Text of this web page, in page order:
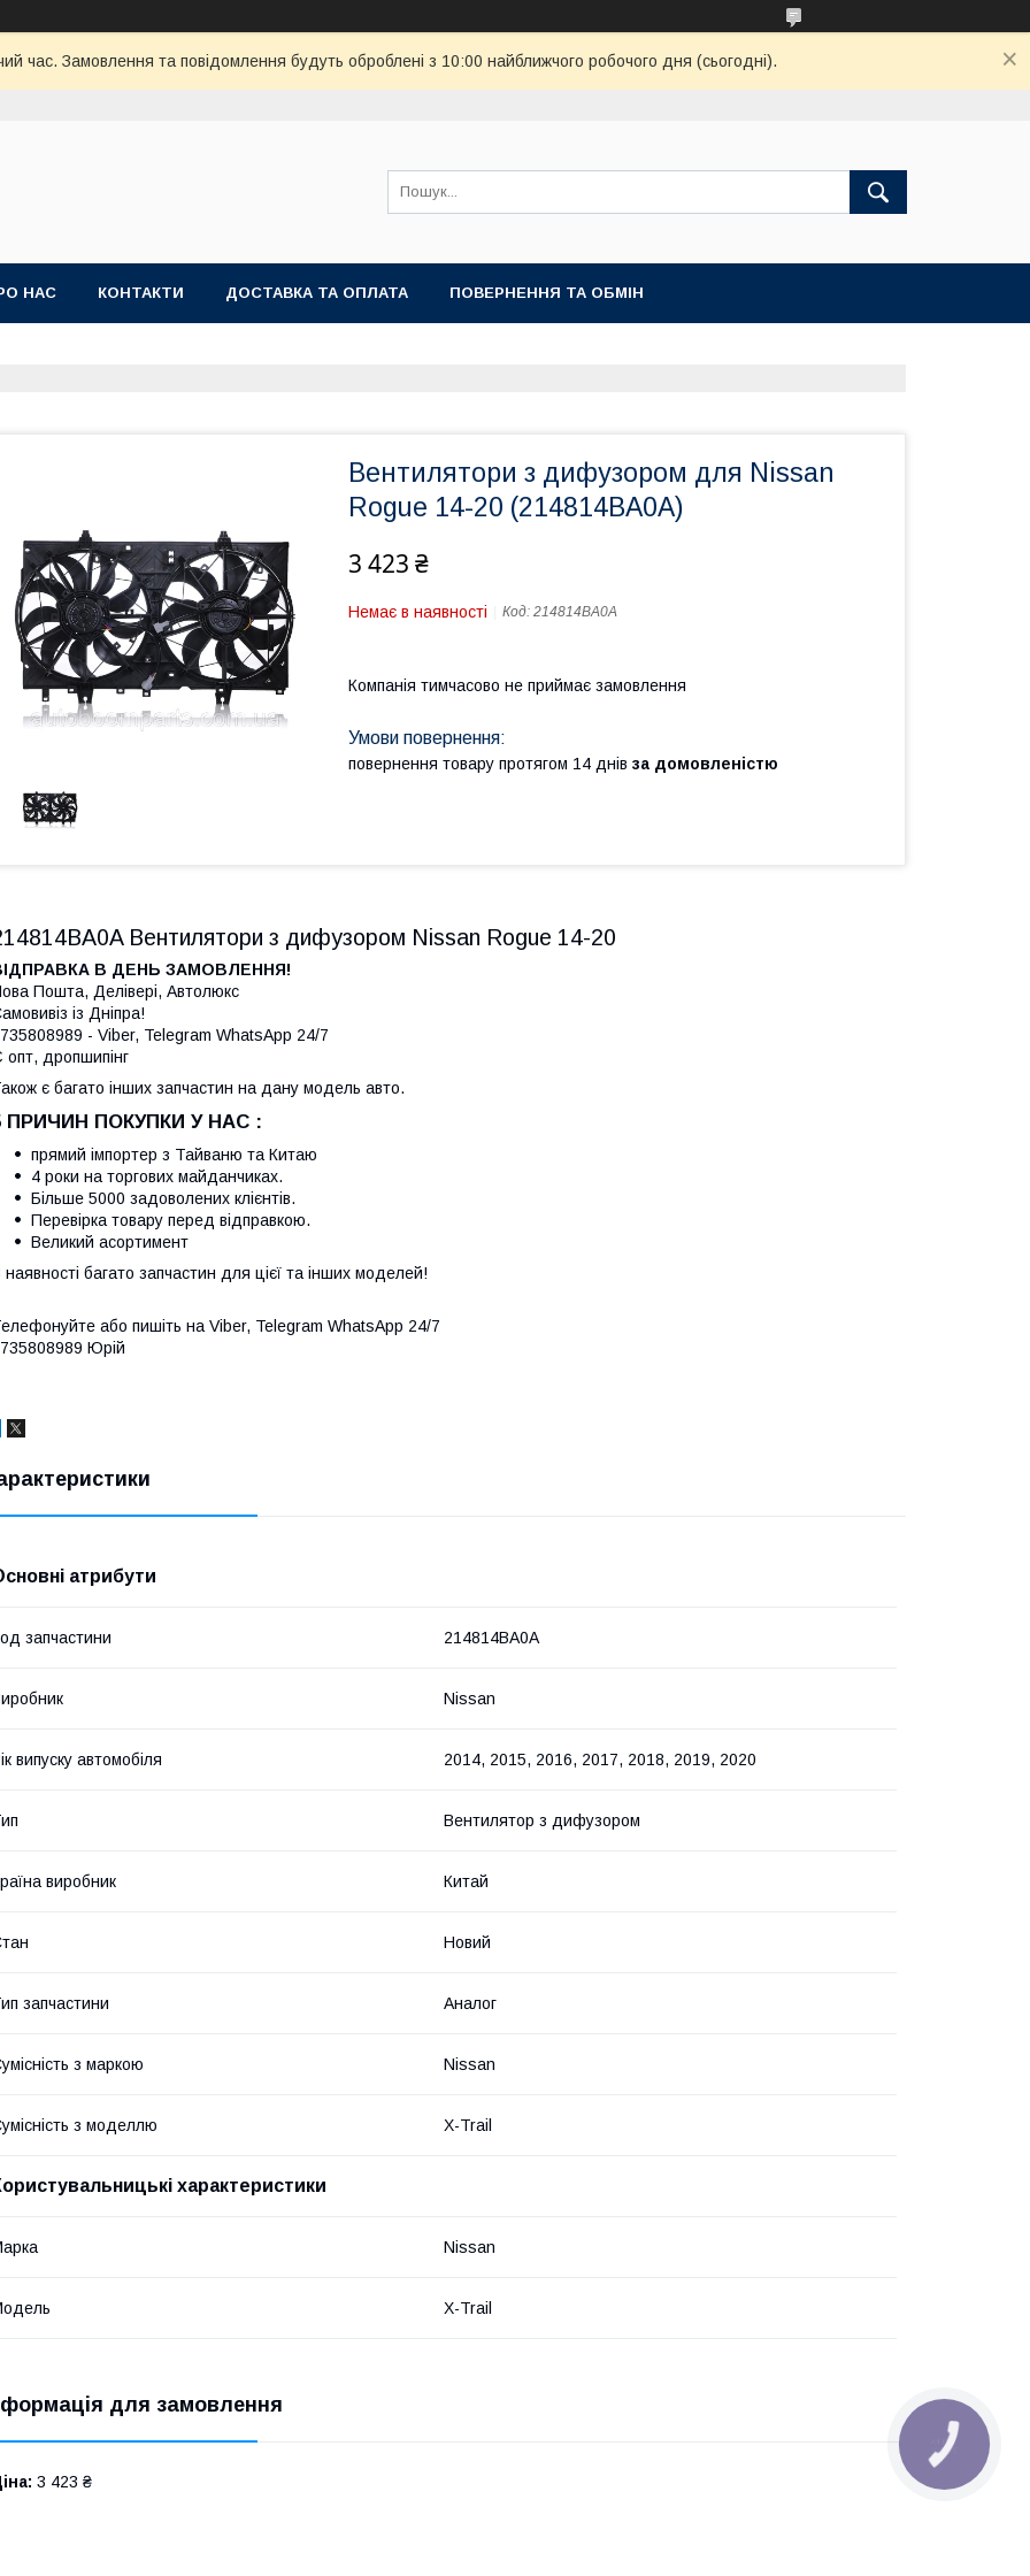
час. Замовлення та повідомлення будуть оброблені з 10:00 найближчого робочого дня (сьогодні).
НАС КОНТАКТИ ДОСТАВКА ТА ОПЛАТА ПОВЕРНЕННЯ ТА ОБМІН
Вентилятори з дифузором для Nissan
Rogue 14-20 (214814BA0A)
3 423 ₴
Немає в наявності Код: 214814BA0A
Компанія тимчасово не приймає замовлення
повернення товару протягом 14 днів за домовленістю
Вентилятори з дифузором Nissan Rogue 14-20
В ДЕНЬ ЗАМОВЛЕННЯ!
Пошта, Делівері, Автолюкс
із Дніпра!
- Viber, Telegram WhatsApp 24/7
опт, дропшипінг
є багато інших запчастин на дану модель авто.
ПРИЧИН ПОКУПКИ У НАС :
прямий імпортер з Тайваню та Китаю
4 роки на торгових майданчиках.
Більше 5000 задоволених клієнтів.
Перевірка товару перед відправкою.
Великий асортимент
наявності багато запчастин для цієї та інших моделей!
або пишіть на Viber, Telegram WhatsApp 24/7
Юрій
атрибути
запчастини 214814BA0A
Nissan
випуску автомобіля 2014, 2015, 2016, 2017, 2018, 2019, 2020
Вентилятор з дифузором
виробник Китай
Новий
запчастини Аналог
з маркою Nissan
з моделлю X-Trail
характеристики
Nissan
X-Trail
для замовлення
3 423 ₴
КНОПКА
ЗВ'ЯЗКУ